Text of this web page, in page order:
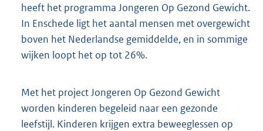
heeft het programma Jongeren Op Gezond Gewicht.
In Enschede ligt het aantal mensen met overgewicht
boven het Nederlandse gemiddelde, en in sommige
wijken loopt het op tot 26%.
Met het project Jongeren Op Gezond Gewicht
worden kinderen begeleid naar een gezonde
leefstijl. Kinderen krijgen extra beweeglessen op